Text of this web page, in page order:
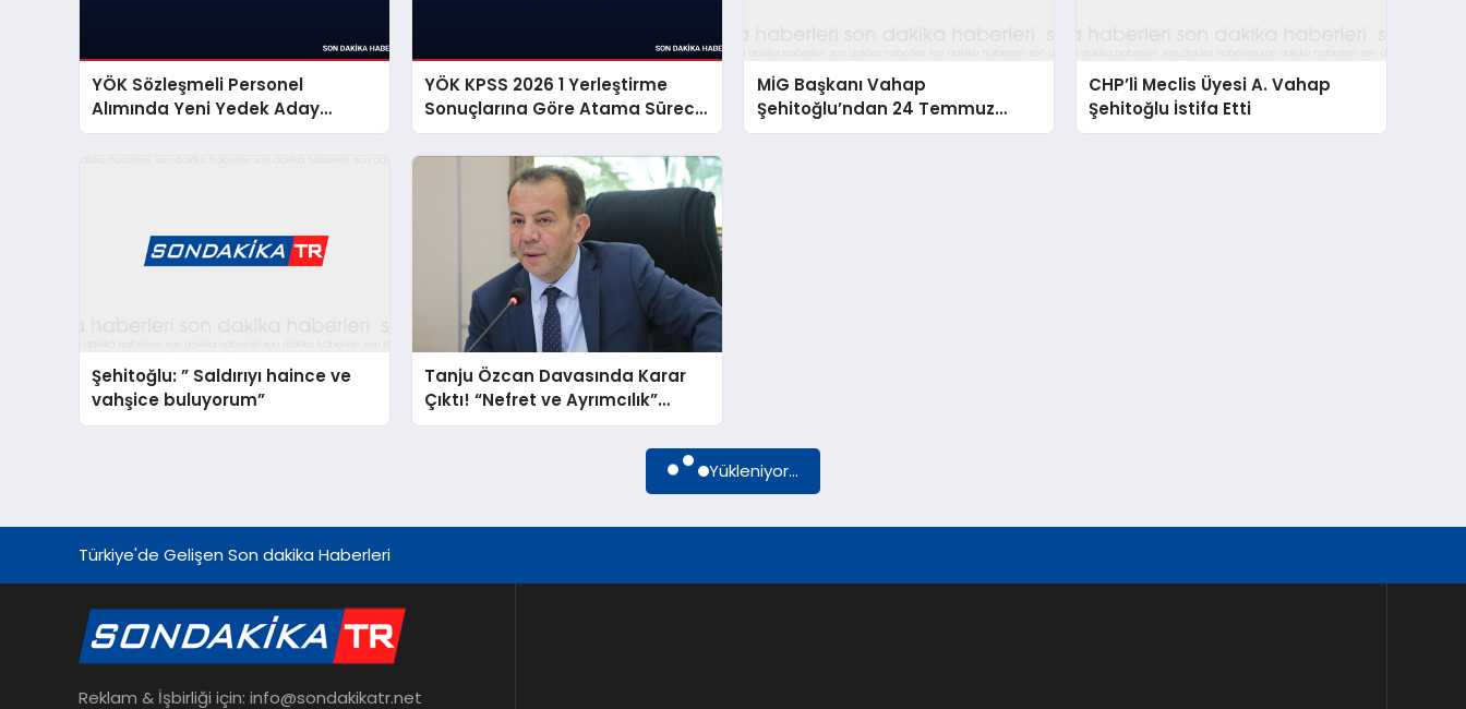
YÖK Sözleşmeli Personel
Alımında Yeni Yedek Aday
Süreci Başladı
YÖK KPSS 2026 1 Yerleştirme
Sonuçlarına Göre Atama Süreci
Başladı
MİG Başkanı Vahap
Şehitoğlu’ndan 24 Temmuz
Mesajı: “111 Yıl Sonra Hâlâ Basın
CHP’li Meclis Üyesi A. Vahap
Şehitoğlu İstifa Etti
Şehitoğlu: ” Saldırıyı haince ve
vahşice buluyorum”
Tanju Özcan Davasında Karar
Çıktı! “Nefret ve Ayrımcılık”
Suçlamasından Beraat Etti
Yükleniyor...
Türkiye'de Gelişen Son dakika Haberleri
Reklam & İşbirliği için: info@sondakikatr.net